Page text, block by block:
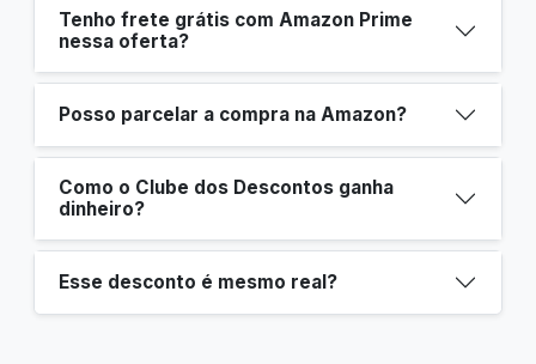
Tenho frete grátis com Amazon Prime
nessa oferta?
Posso parcelar a compra na Amazon?
Como o Clube dos Descontos ganha
dinheiro?
Esse desconto é mesmo real?